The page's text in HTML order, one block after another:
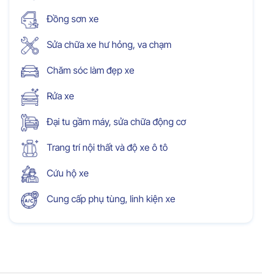
Đồng sơn xe
Sửa chữa xe hư hỏng, va chạm
Chăm sóc làm đẹp xe
Rửa xe
Đại tu gầm máy, sửa chữa động cơ
Trang trí nội thất và độ xe ô tô
Cứu hộ xe
Cung cấp phụ tùng, linh kiện xe